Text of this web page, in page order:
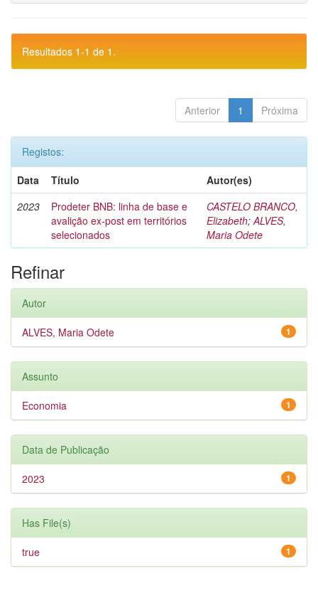
Resultados 1-1 de 1.
Anterior 1 Próxima
Registos:
Data
Título
Autor(es)
2023
Prodeter BNB: linha de base e
avalição ex-post em territórios
selecionados
CASTELO BRANCO,
Elizabeth;ALVES,
Maria Odete
Refinar
Autor
1
ALVES, Maria Odete
Assunto
1
Economia
Data de Publicação
1
2023
Has File(s)
1
true